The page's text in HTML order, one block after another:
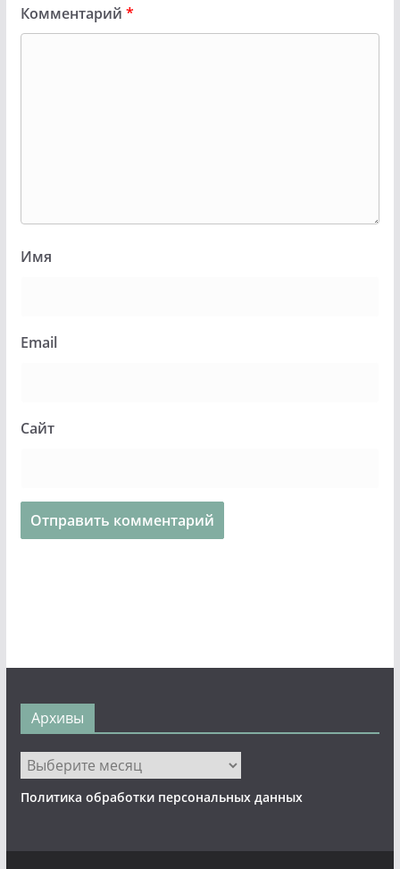
Комментарий *
Имя
Email
Сайт
Архивы
Архивы
Политика обработки персональных данных